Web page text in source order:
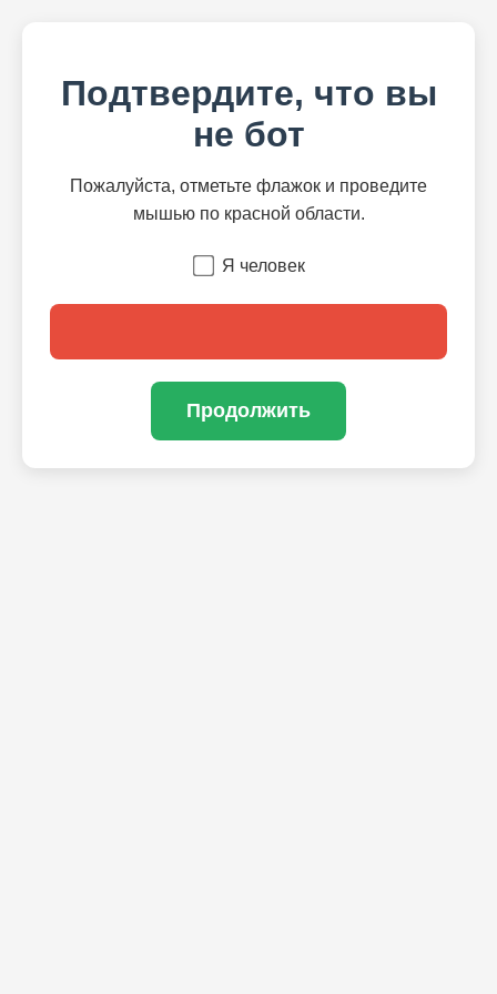
Подтвердите, что вы
не бот
Пожалуйста, отметьте флажок и проведите
мышью по красной области.
Я человек
Продолжить